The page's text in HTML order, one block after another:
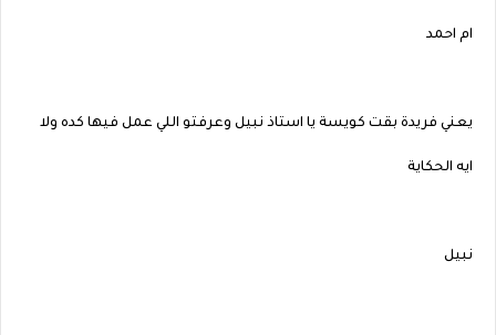
ام احمد
يعني فريدة بقت كويسة يا استاذ نبيل وعرفتو اللي عمل فيها كده ولا
ايه الحكاية
نبيل